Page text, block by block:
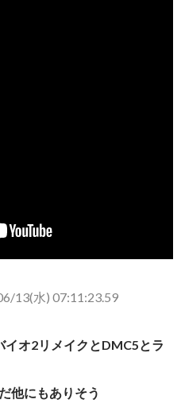
13(水) 07:11:23.59
オ2リメイクとDMC5とラ
他にもありそう